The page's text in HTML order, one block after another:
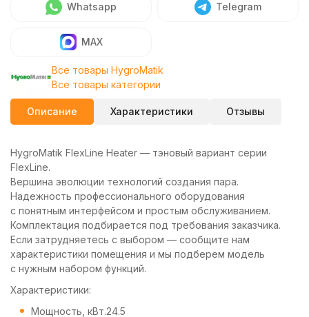
Whatsapp Telegram
MAX
Все товары HygroMatik
Все товары категории
Описание Характеристики Отзывы
HygroMatik FlexLine Heater — тэновый вариант серии
FlexLine.
Вершина эволюции технологий создания пара.
Надежность профессионального оборудования
с понятным интерфейсом и простым обслуживанием.
Комплектация подбирается под требования заказчика.
Если затрудняетесь с выбором — сообщите нам
характеристики помещения и мы подберем модель
с нужным набором функций.
Характеристики:
Мощность, кВт.24.5